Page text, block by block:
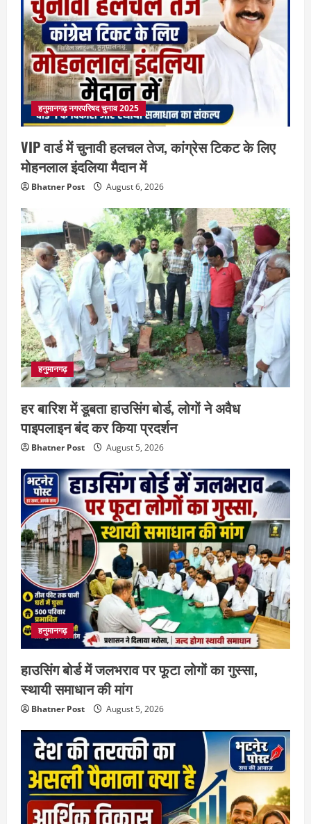
हनुमानगढ़ नगरपरिषद चुनाव 2025
VIP वार्ड में चुनावी हलचल तेज, कांग्रेस टिकट के लिए
मोहनलाल इंदलिया मैदान में
Bhatner Post August 6, 2026
हनुमानगढ़
हर बारिश में डूबता हाउसिंग बोर्ड, लोगों ने अवैध
पाइपलाइन बंद कर किया प्रदर्शन
Bhatner Post August 5, 2026
हनुमानगढ़
हाउसिंग बोर्ड में जलभराव पर फूटा लोगों का गुस्सा,
स्थायी समाधान की मांग
Bhatner Post August 5, 2026